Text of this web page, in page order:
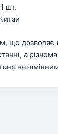
1 шт.
Китай
дозволяє
а